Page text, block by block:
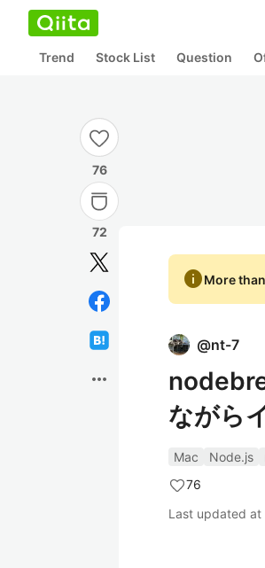
Trend Stock List Question
76
72
more_horiz
infoMore
@nt-7
ながら
Mac Node.js
76
Last updated at